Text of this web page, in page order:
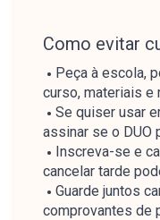
Como evitar
Peça à escola,
curso, materiais e
Se quiser usar
assinar se o DUO
Inscreva-se e
cancelar tarde
Guarde juntos
comprovantes de